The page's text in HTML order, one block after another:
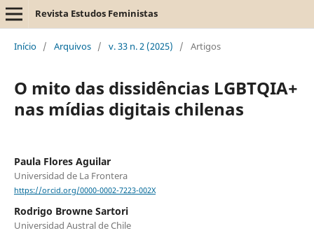
Revista Estudos Feministas
Início / Arquivos / v. 33 n. 2 (2025) / Artigos
O mito das dissidências LGBTQIA+
nas mídias digitais chilenas
Paula Flores Aguilar
Universidad de La Frontera
https://orcid.org/0000-0002-7223-002X
Rodrigo Browne Sartori
Universidad Austral de Chile